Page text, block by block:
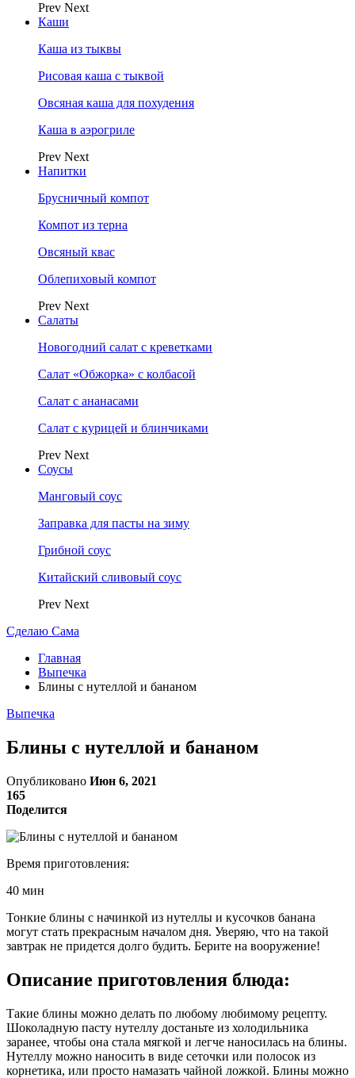
Prev Next
Каши
Каша из тыквы
Рисовая каша с тыквой
Овсяная каша для похудения
Каша в аэрогриле
Prev Next
Напитки
Брусничный компот
Компот из терна
Овсяный квас
Облепиховый компот
Prev Next
Салаты
Новогодний салат с креветками
Салат «Обжорка» с колбасой
Салат с ананасами
Салат с курицей и блинчиками
Prev Next
Соусы
Манговый соус
Заправка для пасты на зиму
Грибной соус
Китайский сливовый соус
Prev Next
Сделаю Сама
Главная
Выпечка
Блины с нутеллой и бананом
Выпечка
Блины с нутеллой и бананом
Опубликовано Июн 6, 2021
165
Поделится
Время приготовления:
40 мин
Тонкие блины с начинкой из нутеллы и кусочков банана
могут стать прекрасным началом дня. Уверяю, что на такой
завтрак не придется долго будить. Берите на вооружение!
Описание приготовления блюда:
Такие блины можно делать по любому любимому рецепту.
Шоколадную пасту нутеллу достаньте из холодильника
заранее, чтобы она стала мягкой и легче наносилась на блины.
Нутеллу можно наносить в виде сеточки или полосок из
корнетика, или просто намазать чайной ложкой. Блины можно